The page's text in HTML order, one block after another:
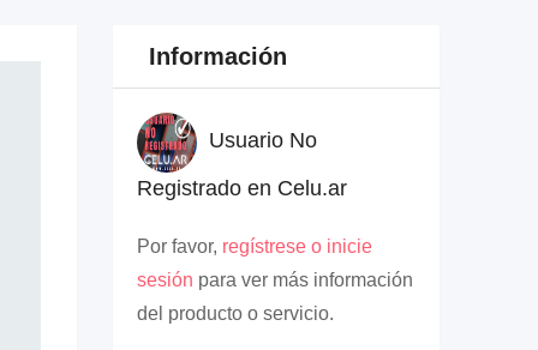
Información
Usuario No
Registrado en Celu.ar
Por favor, regístrese o inicie
sesión para ver más información
del producto o servicio.